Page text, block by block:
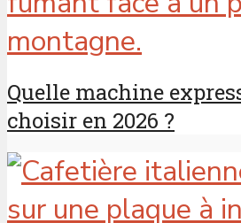
Quelle machine
choisir en 2026 ?